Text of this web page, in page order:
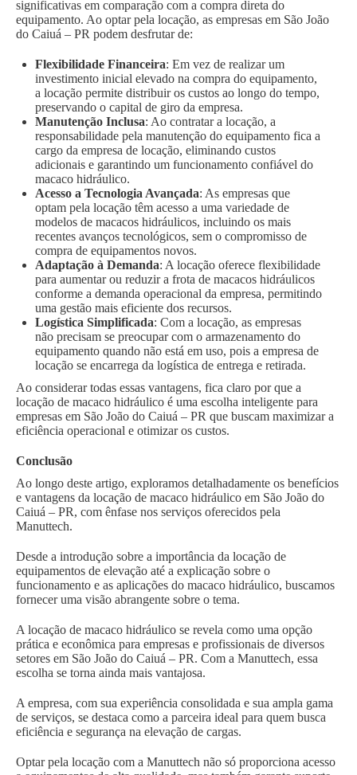
significativas em comparação com a compra direta do
equipamento. Ao optar pela locação, as empresas em São João
do Caiuá – PR podem desfrutar de:
Flexibilidade Financeira: Em vez de realizar um
investimento inicial elevado na compra do equipamento,
a locação permite distribuir os custos ao longo do tempo,
preservando o capital de giro da empresa.
Manutenção Inclusa: Ao contratar a locação, a
responsabilidade pela manutenção do equipamento fica a
cargo da empresa de locação, eliminando custos
adicionais e garantindo um funcionamento confiável do
macaco hidráulico.
Acesso a Tecnologia Avançada: As empresas que
optam pela locação têm acesso a uma variedade de
modelos de macacos hidráulicos, incluindo os mais
recentes avanços tecnológicos, sem o compromisso de
compra de equipamentos novos.
Adaptação à Demanda: A locação oferece flexibilidade
para aumentar ou reduzir a frota de macacos hidráulicos
conforme a demanda operacional da empresa, permitindo
uma gestão mais eficiente dos recursos.
Logística Simplificada: Com a locação, as empresas
não precisam se preocupar com o armazenamento do
equipamento quando não está em uso, pois a empresa de
locação se encarrega da logística de entrega e retirada.
Ao considerar todas essas vantagens, fica claro por que a
locação de macaco hidráulico é uma escolha inteligente para
empresas em São João do Caiuá – PR que buscam maximizar a
eficiência operacional e otimizar os custos.
Conclusão
Ao longo deste artigo, exploramos detalhadamente os benefícios
e vantagens da locação de macaco hidráulico em São João do
Caiuá – PR, com ênfase nos serviços oferecidos pela
Manuttech.
Desde a introdução sobre a importância da locação de
equipamentos de elevação até a explicação sobre o
funcionamento e as aplicações do macaco hidráulico, buscamos
fornecer uma visão abrangente sobre o tema.
A locação de macaco hidráulico se revela como uma opção
prática e econômica para empresas e profissionais de diversos
setores em São João do Caiuá – PR. Com a Manuttech, essa
escolha se torna ainda mais vantajosa.
A empresa, com sua experiência consolidada e sua ampla gama
de serviços, se destaca como a parceira ideal para quem busca
eficiência e segurança na elevação de cargas.
Optar pela locação com a Manuttech não só proporciona acesso